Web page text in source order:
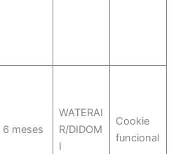
6 meses
WATERAI
R/DIDOM
I
Cookie
funcional